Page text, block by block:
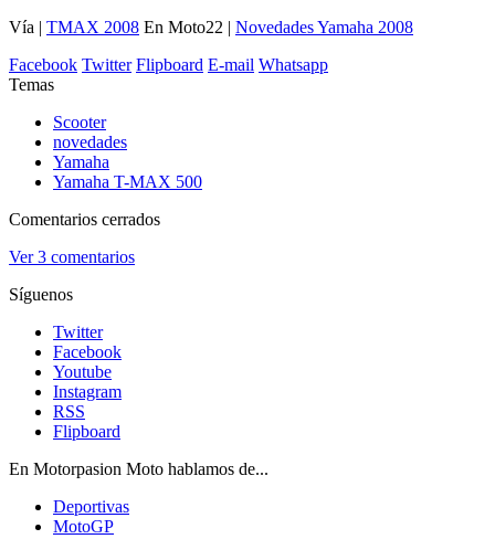
Vía | TMAX 2008 En Moto22 | Novedades Yamaha 2008
Facebook Twitter Flipboard E-mail Whatsapp
Temas
Scooter
novedades
Yamaha
Yamaha T-MAX 500
Comentarios cerrados
Ver3 comentarios
Síguenos
Twitter
Facebook
Youtube
Instagram
RSS
Flipboard
En Motorpasion Moto hablamos de...
Deportivas
MotoGP